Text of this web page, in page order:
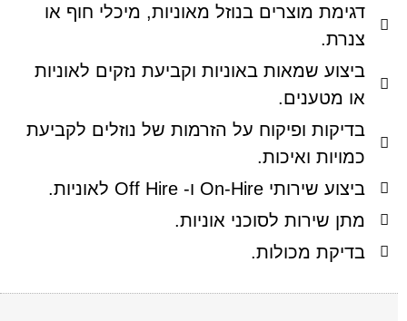
דגימת מוצרים בנוזל מאוניות, מיכלי חוף או
צנרת.
ביצוע שמאות באוניות וקביעת נזקים לאוניות
או מטענים.
בדיקות ופיקוח על הזרמות של נוזלים לקביעת
כמויות ואיכות.
ביצוע שירותי On-Hire ו- Off Hire לאוניות.
מתן שירות לסוכני אוניות.
בדיקת מכולות.